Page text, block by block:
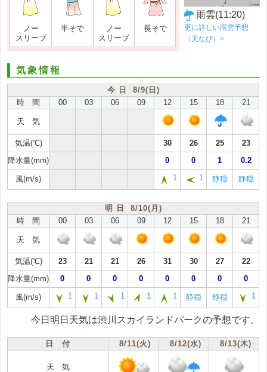
ノー
スリーブ
半そで
ノー
スリーブ
長そで
雨雲(11:20)
更に詳しい雨雲予想
（天なび）>
気象情報
今 日 8/9(日)
時 間
00 03 06 09 12 15 18 21
天 気
気温(℃) 30 26 25
23
降水量(mm)
0 0 1 0.2
風(m/s) 1 1 静穏 静穏
明 日 8/10(月)
時 間
00 03 06 09 12 15 18 21
天 気
気温(℃) 23 21 21 26 31 30 27
22
降水量(mm)
0 0 0 0 0 0 0 0
風(m/s) 1 1 1 1 1 静穏 静穏 1
今日明日天気は渋川スカイランドパークの予想です。
日 付 8/11(火) 8/12(水) 8/13(木)
天 気